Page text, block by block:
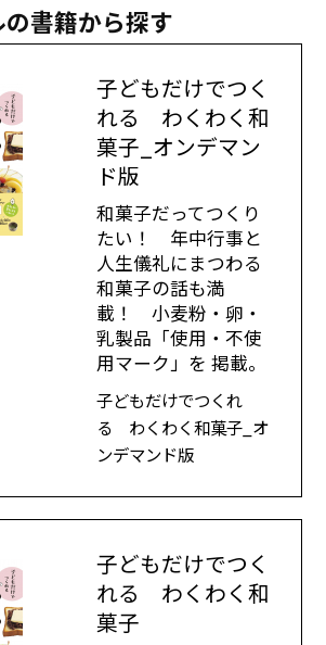
書籍から探す
子どもだけでつく
れる わくわく和
菓子_オンデマン
ド版
和菓子だってつくり
たい！ 年中行事と
人生儀礼にまつわる
和菓子の話も満
載！ 小麦粉・卵・
乳製品「使用・不使
用マーク」を 掲載。
子どもだけでつくれ
る わくわく和菓子_オ
ンデマンド版
子どもだけでつく
れる わくわく和
菓子